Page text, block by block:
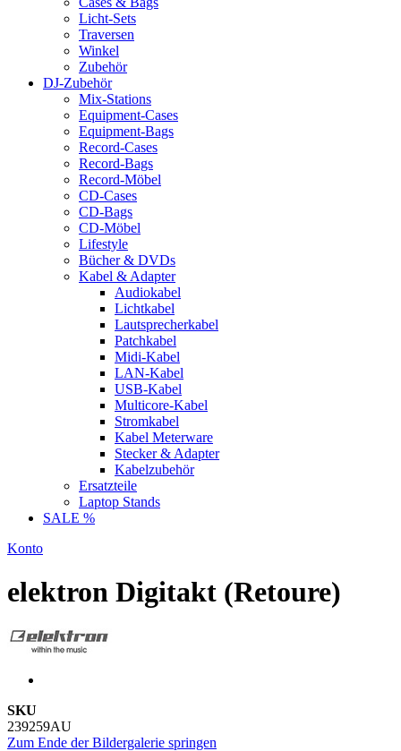
Licht-Sets
Traversen
Winkel
Zubehör
DJ-Zubehör
Mix-Stations
Equipment-Cases
Equipment-Bags
Record-Cases
Record-Bags
Record-Möbel
CD-Cases
CD-Bags
CD-Möbel
Lifestyle
Bücher & DVDs
Kabel & Adapter
Audiokabel
Lichtkabel
Lautsprecherkabel
Patchkabel
Midi-Kabel
LAN-Kabel
USB-Kabel
Multicore-Kabel
Stromkabel
Kabel Meterware
Stecker & Adapter
Kabelzubehör
Ersatzteile
Laptop Stands
SALE %
Konto
elektron Digitakt (Retoure)
SKU
239259AU
Zum Ende der Bildergalerie springen